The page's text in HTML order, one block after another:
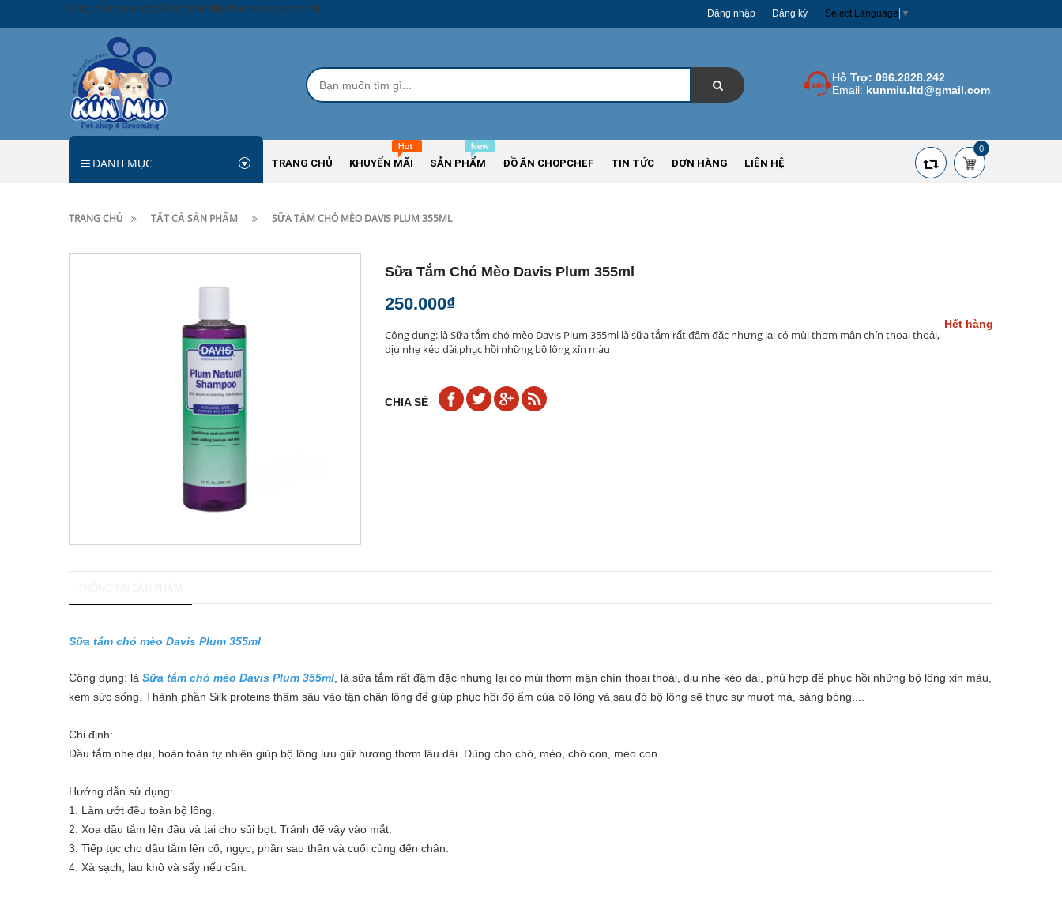
Chào mừng bạn đã đến với Kún Miu Pet shop & grooming! Đăng nhập Đăng ký Select Language ▼
Hỗ Trợ: 096.2828.242
Email: kunmiu.ltd@gmail.com
DANH MỤC TRANG CHỦ KHUYẾN MÃI SẢN PHẨM ĐỒ ĂN CHOPCHEF TIN TỨC ĐƠN HÀNG LIÊN HỆ
0
TRANG CHỦ TẤT CẢ SẢN PHẨM SỮA TẮM CHÓ MÈO DAVIS PLUM 355ML
Sữa Tắm Chó Mèo Davis Plum 355ml
250.000₫
Hết hàng
Công dụng: là Sữa tắm chó mèo Davis Plum 355ml là sữa tắm rất đậm đặc nhưng lại có mùi thơm mận chín thoai thoải,
dịu nhẹ kéo dài,phục hồi những bộ lông xỉn màu
CHIA SẺ
Sữa tắm chó mèo Davis Plum 355ml
Công dụng: là Sữa tắm chó mèo Davis Plum 355ml, là sữa tắm rất đậm đặc nhưng lại có mùi thơm mận chín thoai thoải, dịu nhẹ kéo dài, phù hợp để phục hồi những bộ lông xỉn màu,
kém sức sống. Thành phần Silk proteins thấm sâu vào tận chân lông để giúp phục hồi độ ẩm của bộ lông và sau đó bộ lông sẽ thực sự mượt mà, sáng bóng....
Chỉ định:
Dầu tắm nhẹ dịu, hoàn toàn tự nhiên giúp bộ lông lưu giữ hương thơm lâu dài. Dùng cho chó, mèo, chó con, mèo con.
Hướng dẫn sử dụng:
1. Làm ướt đều toàn bộ lông.
2. Xoa dầu tắm lên đầu và tai cho sủi bọt. Tránh để vây vào mắt.
3. Tiếp tục cho dầu tắm lên cổ, ngực, phần sau thân và cuối cùng đến chân.
4. Xả sạch, lau khô và sấy nếu cần.